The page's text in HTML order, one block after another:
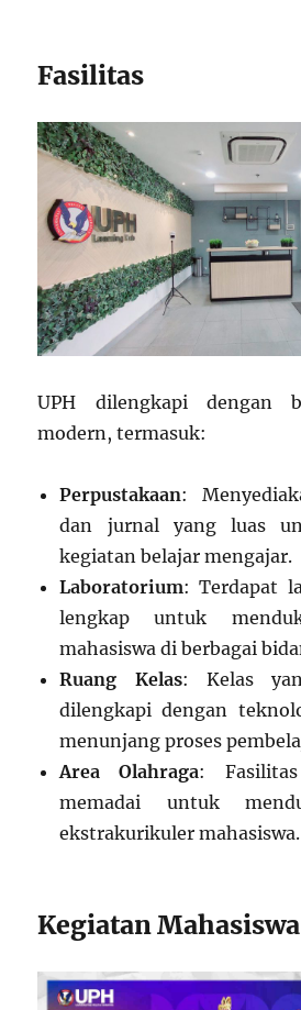
Fasilitas
UPH dilengkapi dengan
modern, termasuk:
Perpustakaan:
dan jurnal yang luas
kegiatan belajar mengajar.
Laboratorium: Terdapat
lengkap untuk
mahasiswa di berbagai
Ruang Kelas: Kelas
dilengkapi dengan
menunjang proses
Area Olahraga:
memadai untuk
ekstrakurikuler mahasiswa.
Kegiatan Mahasiswa